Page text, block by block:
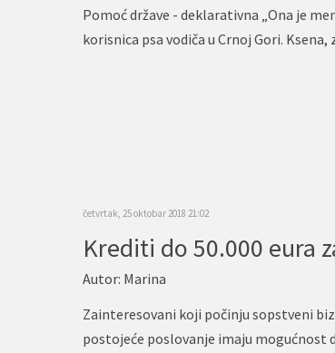
Pomoć države - deklarativna „Ona je
korisnica psa vodiča u Crnoj Gori.
četvrtak, 25 oktobar 2018 21:02
Autor: Marina
Zainteresovani koji počinju sopstveni
postojeće poslovanje imaju mogućnost